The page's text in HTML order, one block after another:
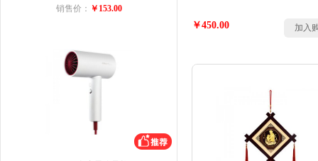
销售价： ￥153.00
￥450.00 加入